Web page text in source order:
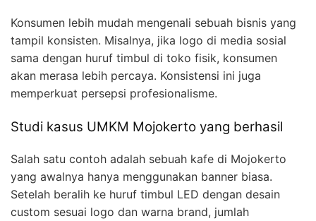
Konsumen lebih mudah mengenali sebuah bisnis yang
tampil konsisten. Misalnya, jika logo di media sosial
sama dengan huruf timbul di toko fisik, konsumen
akan merasa lebih percaya. Konsistensi ini juga
memperkuat persepsi profesionalisme.
Studi kasus UMKM Mojokerto yang berhasil
Salah satu contoh adalah sebuah kafe di Mojokerto
yang awalnya hanya menggunakan banner biasa.
Setelah beralih ke huruf timbul LED dengan desain
custom sesuai logo dan warna brand, jumlah